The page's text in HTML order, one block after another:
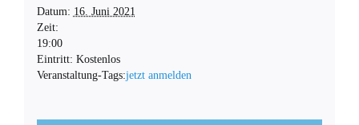
Datum: 16. Juni 2021
Zeit:
19:00
Eintritt: Kostenlos
Veranstaltung-Tags:jetzt anmelden